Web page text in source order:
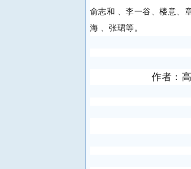
俞志和 、李一谷、楼意、
海 、张珺等。
作者：